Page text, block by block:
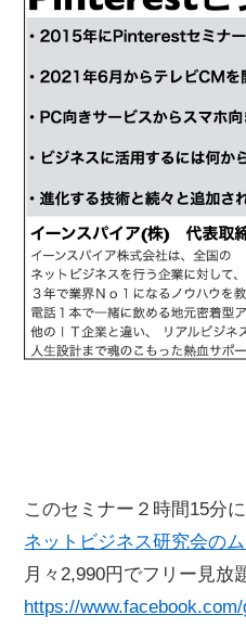
このセミナー２時間15分
ネットビジネス研究会の
月々2,990円でフリー見放
https://